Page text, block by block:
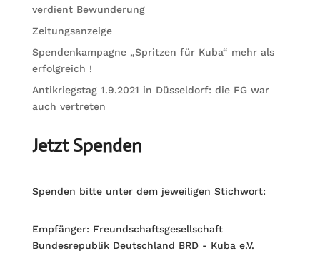
verdient Bewunderung
Zeitungsanzeige
Spendenkampagne „Spritzen für Kuba“ mehr als
erfolgreich !
Antikriegstag 1.9.2021 in Düsseldorf: die FG war
auch vertreten
Jetzt Spenden
Spenden bitte unter dem jeweiligen Stichwort:
Empfänger: Freundschaftsgesellschaft
Bundesrepublik Deutschland BRD - Kuba e.V.